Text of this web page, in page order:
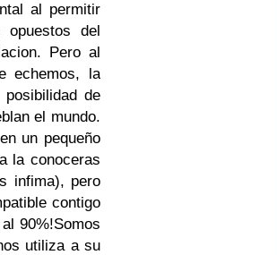
al permitir
opuestos del
Pero al
echemos, la
de
el mundo.
un pequeño
la conoceras
infima), pero
contigo
90%!Somos
utiliza a su